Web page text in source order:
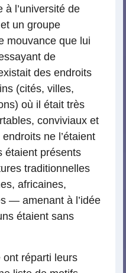
à l’université de
un groupe
mouvance que lui
de
des endroits
(cités, villes,
où il était très
conviviaux et
ne l’étaient
étaient présents
traditionnelles
africaines,
— amenant à l’idée
étaient sans
réparti leurs